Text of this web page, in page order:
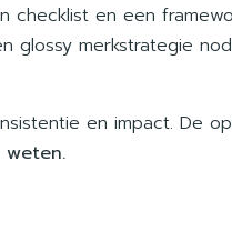
en een
glossy merkstrategie
en impact. De